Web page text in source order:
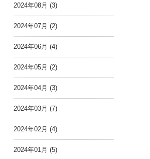
2024年08月 (3)
2024年07月 (2)
2024年06月 (4)
2024年05月 (2)
2024年04月 (3)
2024年03月 (7)
2024年02月 (4)
2024年01月 (5)